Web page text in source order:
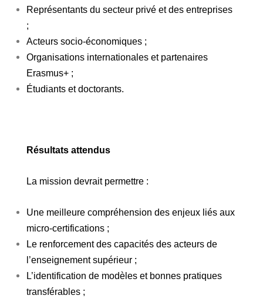
Représentants du secteur privé et des entreprises
;
Acteurs socio-économiques ;
Organisations internationales et partenaires
Erasmus+ ;
Étudiants et doctorants.
Résultats attendus
La mission devrait permettre :
Une meilleure compréhension des enjeux liés aux
micro-certifications ;
Le renforcement des capacités des acteurs de
l’enseignement supérieur ;
L’identification de modèles et bonnes pratiques
transférables ;